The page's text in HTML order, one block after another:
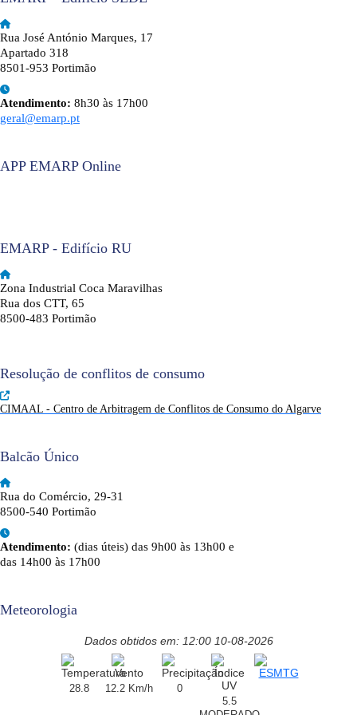
Rua José António Marques, 17
Apartado 318
8501-953 Portimão
Atendimento: 8h30 às 17h00
geral@emarp.pt
APP EMARP Online
EMARP - Edifício RU
Zona Industrial Coca Maravilhas
Rua dos CTT, 65
8500-483 Portimão
Resolução de conflitos de consumo
CIMAAL - Centro de Arbitragem de Conflitos de Consumo do Algarve
Balcão Único
Rua do Comércio, 29-31
8500-540 Portimão
Atendimento: (dias úteis) das 9h00 às 13h00 e
das 14h00 às 17h00
Meteorologia
Dados obtidos em: 12:00 10-08-2026
28.8 12.2 Km/h
0
5.5